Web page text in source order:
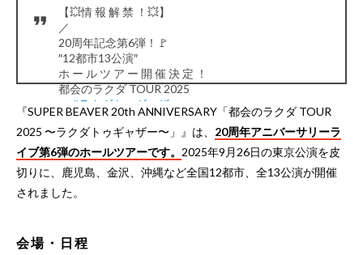
【💥情 報 解 禁 ！💥】
／
20周年記念第6弾！🚩
″12都市13公演″
ホ ー ル ツ ア ー 開 催 決 定 ！
都会のラクダ TOUR 2025
#ラクダトゥギャザー
＼
只今より〈友の会〉チケット最速先行受付スタート！
🎫受付＆詳細は▶︎https://t.co/u07CMRHTjX#sb20th
#SUPERBEAVER pic.twitter.com/8wCeiMdiyL
— SUPER BEAVER (@super_beaver)May 25, 2025
『SUPER BEAVER 20th ANNIVERSARY「都会のラクダ TOUR
2025 〜ラクダトゥギャザー〜」』は、 20周年アニバーサリーラ
イブ第6弾のホールツアーです。 2025年9月26日の東京公演を皮
切りに、鹿児島、金沢、沖縄など全国12都市、全13公演が開催
されました。
会場・日程